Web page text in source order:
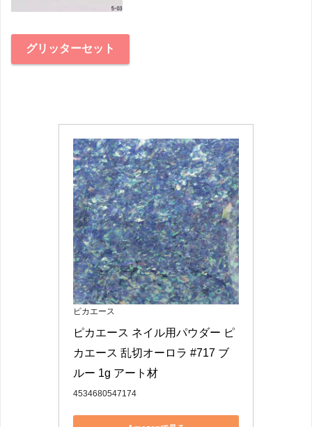
グリッターセット
ピカエース
ピカエース ネイル用パウダー ピ
カエース 乱切オーロラ #717 ブ
ルー 1g アート材
4534680547174